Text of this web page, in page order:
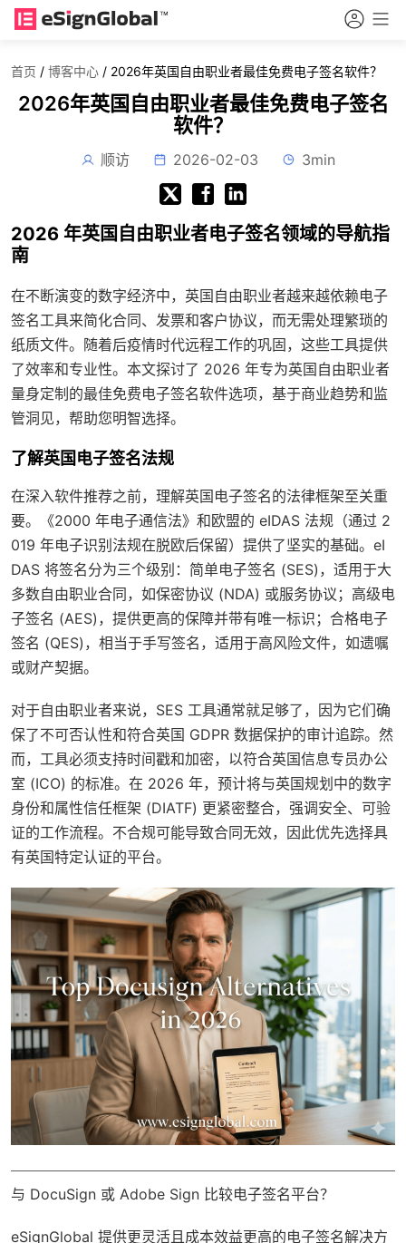
首页 / 博客中心 / 2026年英国自由职业者最佳免费电子签名软件？
2026年英国自由职业者最佳免费电子签名
软件？
顺访 2026-02-03 3min
2026 年英国自由职业者电子签名领域的导航指
南
在不断演变的数字经济中，英国自由职业者越来越依赖电子
签名工具来简化合同、发票和客户协议，而无需处理繁琐的
纸质文件。随着后疫情时代远程工作的巩固，这些工具提供
了效率和专业性。本文探讨了 2026 年专为英国自由职业者
量身定制的最佳免费电子签名软件选项，基于商业趋势和监
管洞见，帮助您明智选择。
了解英国电子签名法规
在深入软件推荐之前，理解英国电子签名的法律框架至关重
要。《2000 年电子通信法》和欧盟的 eIDAS 法规（通过 2
019 年电子识别法规在脱欧后保留）提供了坚实的基础。eI
DAS 将签名分为三个级别：简单电子签名 (SES)，适用于大
多数自由职业合同，如保密协议 (NDA) 或服务协议；高级电
子签名 (AES)，提供更高的保障并带有唯一标识；合格电子
签名 (QES)，相当于手写签名，适用于高风险文件，如遗嘱
或财产契据。
对于自由职业者来说，SES 工具通常就足够了，因为它们确
保了不可否认性和符合英国 GDPR 数据保护的审计追踪。然
而，工具必须支持时间戳和加密，以符合英国信息专员办公
室 (ICO) 的标准。在 2026 年，预计将与英国规划中的数字
身份和属性信任框架 (DIATF) 更紧密整合，强调安全、可验
证的工作流程。不合规可能导致合同无效，因此优先选择具
有英国特定认证的平台。
与 DocuSign 或 Adobe Sign 比较电子签名平台？
eSignGlobal 提供更灵活且成本效益更高的电子签名解决方